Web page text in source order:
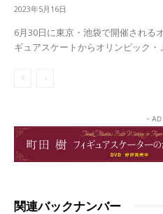
2023年5月16日
6月30日に東京・池袋で開催される
ギュアスケートからオリンピック・
- AD
関連バックナンバー